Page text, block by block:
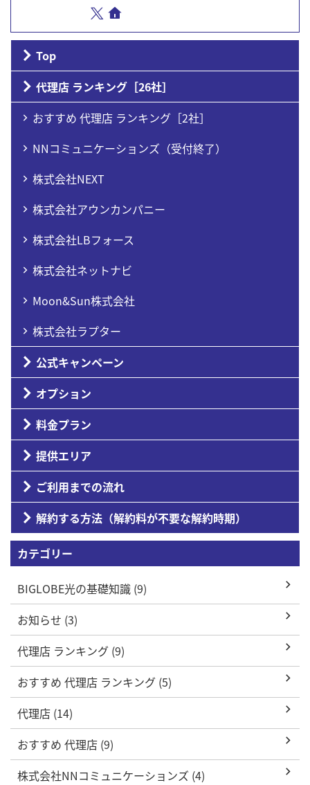
Top
代理店 ランキング［26社］
おすすめ 代理店 ランキング［2社］
NNコミュニケーションズ（受付終了）
株式会社NEXT
株式会社アウンカンパニー
株式会社LBフォース
株式会社ネットナビ
Moon&Sun株式会社
株式会社ラプター
公式キャンペーン
オプション
料金プラン
提供エリア
ご利用までの流れ
解約する方法（解約料が不要な解約時期）
カテゴリー
BIGLOBE光の基礎知識 (9)
お知らせ (3)
代理店 ランキング (9)
おすすめ 代理店 ランキング (5)
代理店 (14)
おすすめ 代理店 (9)
株式会社NNコミュニケーションズ (4)